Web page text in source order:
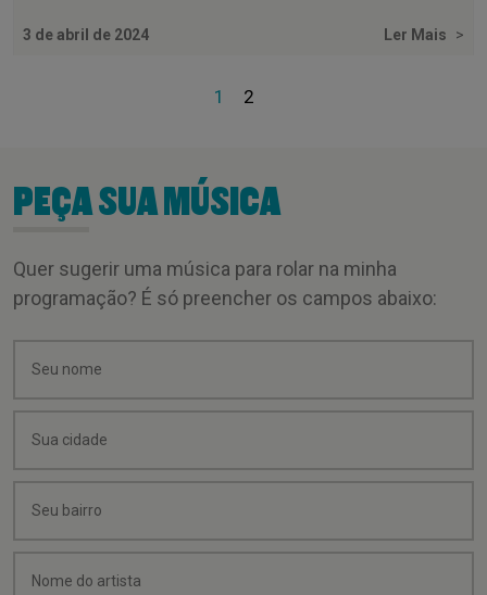
3 de abril de 2024 Ler Mais >
1 2
PEÇA SUA MÚSICA
Quer sugerir uma música para rolar na minha
programação? É só preencher os campos abaixo: